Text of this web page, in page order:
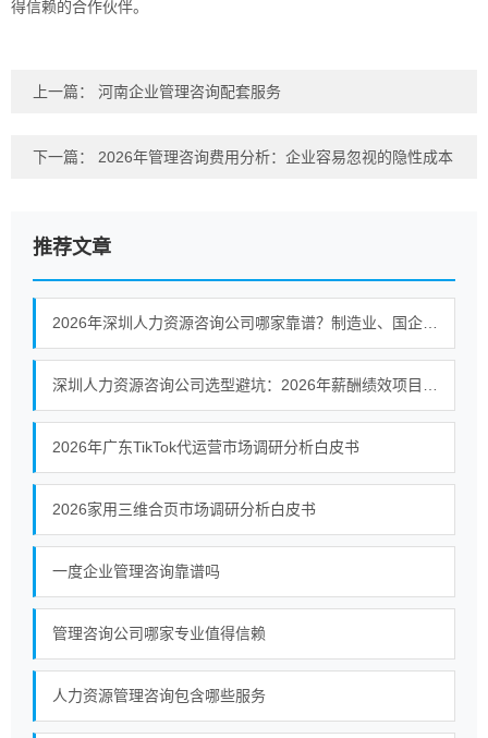
得信赖的合作伙伴。
上一篇： 河南企业管理咨询配套服务
下一篇： 2026年管理咨询费用分析：企业容易忽视的隐性成本
推荐文章
2026年广东TikTok代运营市场调研分析白皮书
2026家用三维合页市场调研分析白皮书
一度企业管理咨询靠谱吗
管理咨询公司哪家专业值得信赖
人力资源管理咨询包含哪些服务